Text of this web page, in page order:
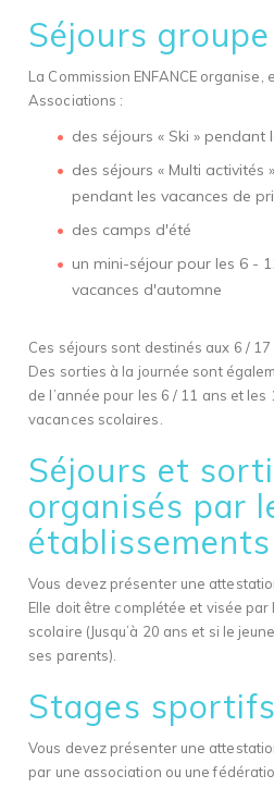
Séjours groupe
La Commission ENFANCE
Associations :
des séjours « Ski »
des séjours « Multi activités
pendant les vacances de
des camps d'été
un mini-séjour pour les 6 -
vacances d'automne
Ces séjours sont destinés aux 6 / 17
Des sorties à la journée sont
de l’année pour les 6 / 11 ans et
vacances scolaires.
Séjours et
organisés par
Vous devez présenter une
Elle doit être complétée et visée par
scolaire (Jusqu’à 20 ans et si le
ses parents).
Stages sportifs
Vous devez présenter une
par une association ou une